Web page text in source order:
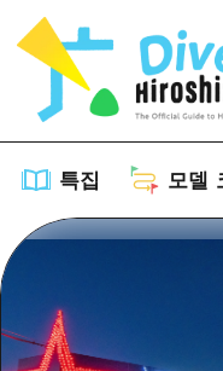
특집 모델